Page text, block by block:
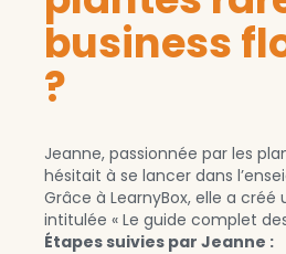
business
?
Jeanne, passionnée par les
hésitait à se lancer dans
Grâce à LearnyBox, elle a
intitulée « Le guide complet
Étapes suivies par Jeanne :